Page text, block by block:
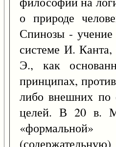
о природе
Спинозы -
системе И. Канта,
Э., как
принципах,
либо внешних по
целей. В 20 в.